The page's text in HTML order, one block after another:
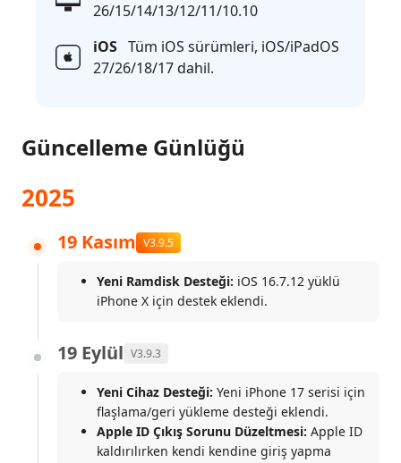
26/15/14/13/12/11/10.10
iOS Tüm iOS sürümleri, iOS/iPadOS
27/26/18/17 dahil.
Güncelleme Günlüğü
2025
19 Kasım V3.9.5
Yeni Ramdisk Desteği: iOS 16.7.12 yüklü
iPhone X için destek eklendi.
19 Eylül V3.9.3
Yeni Cihaz Desteği: Yeni iPhone 17 serisi için
flaşlama/geri yükleme desteği eklendi.
Apple ID Çıkış Sorunu Düzeltmesi: Apple ID
kaldırılırken kendi kendine giriş yapma